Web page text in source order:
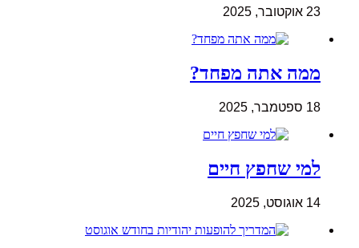
23 אוקטובר, 2025
ממה אתה מפחד?
18 ספטמבר, 2025
למי שחפץ חיים
14 אוגוסט, 2025